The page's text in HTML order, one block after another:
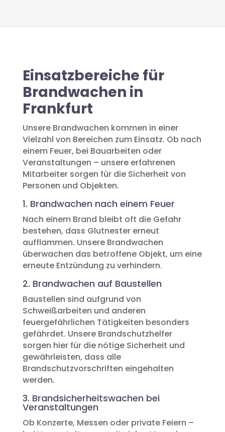
Einsatzbereiche für
Brandwachen in
Frankfurt
Unsere Brandwachen kommen in einer
Vielzahl von Bereichen zum Einsatz. Ob nach
einem Feuer, bei Bauarbeiten oder
Veranstaltungen – unsere erfahrenen
Mitarbeiter sorgen für die Sicherheit von
Personen und Objekten.
1. Brandwachen nach einem Feuer
Nach einem Brand bleibt oft die Gefahr
bestehen, dass Glutnester erneut
aufflammen. Unsere Brandwachen
überwachen das betroffene Objekt, um eine
erneute Entzündung zu verhindern.
2. Brandwachen auf Baustellen
Baustellen sind aufgrund von
Schweißarbeiten und anderen
feuergefährlichen Tätigkeiten besonders
gefährdet. Unsere Brandschutzhelfer
sorgen hier für die nötige Sicherheit und
gewährleisten, dass alle
Brandschutzvorschriften eingehalten
werden.
3. Brandsicherheitswachen bei
Veranstaltungen
Ob Konzerte, Messen oder private Feiern –